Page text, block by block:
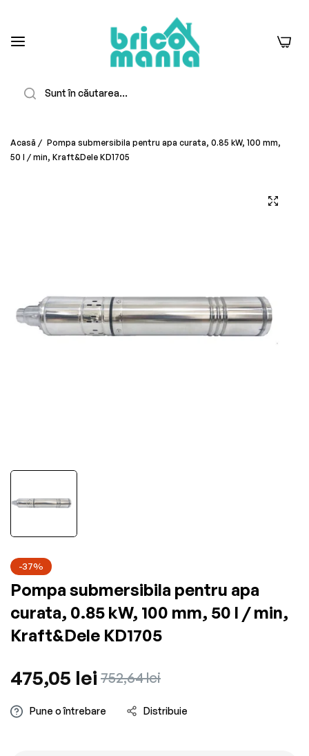
0
Acasă / Pompa submersibila pentru apa curata, 0.85 kW, 100 mm,
50 l / min, Kraft&Dele KD1705
-37%
Pompa submersibila pentru apa
curata, 0.85 kW, 100 mm, 50 l / min,
Kraft&Dele KD1705
Preț
obișnuit
475,05 lei Preț
redus
752,64 lei
Pune o întrebare Distribuie